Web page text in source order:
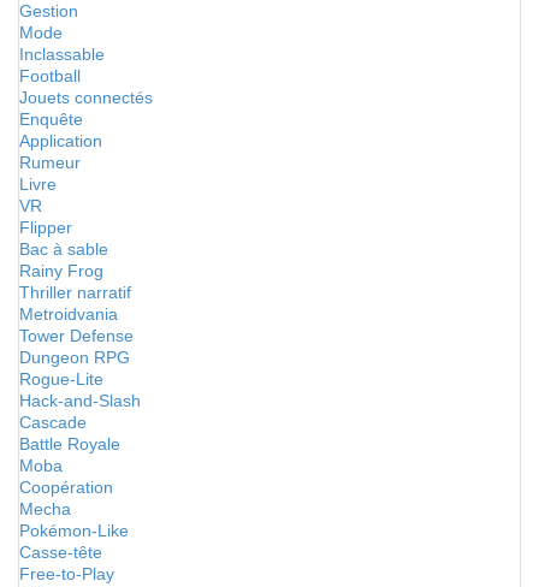
Gestion
Mode
Inclassable
Football
Jouets connectés
Enquête
Application
Rumeur
Livre
VR
Flipper
Bac à sable
Rainy Frog
Thriller narratif
Metroidvania
Tower Defense
Dungeon RPG
Rogue-Lite
Hack-and-Slash
Cascade
Battle Royale
Moba
Coopération
Mecha
Pokémon-Like
Casse-tête
Free-to-Play